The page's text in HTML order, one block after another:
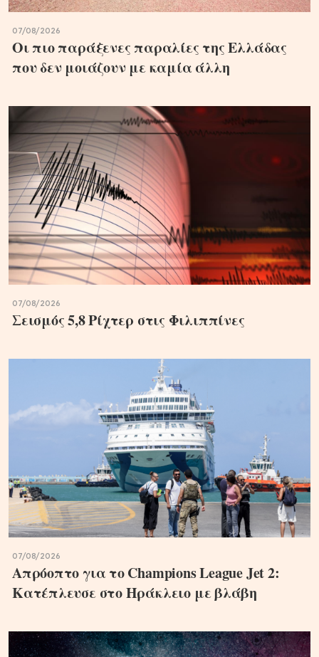
07/08/2026
Οι πιο παράξενες παραλίες της Ελλάδας
που δεν μοιάζουν με καμία άλλη
07/08/2026
Σεισμός 5,8 Ρίχτερ στις Φιλιππίνες
07/08/2026
Απρόοπτο για το Champions League Jet 2:
Κατέπλευσε στο Ηράκλειο με βλάβη